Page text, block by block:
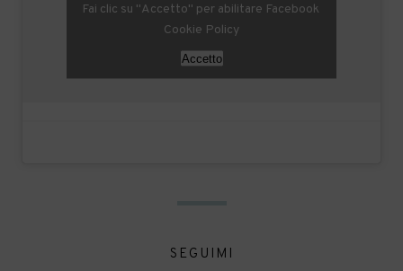
Fai clic su "Accetto" per abilitare Facebook
Cookie Policy
Accetto
SEGUIMI